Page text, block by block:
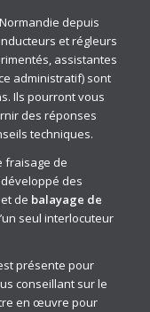
depuis
et régleurs
assistantes
administratif) sont
Ils pourront vous
des réponses
techniques.
fraisage de
des
et de balayage de
seul interlocuteur
présente pour
conseillant sur le
en œuvre pour